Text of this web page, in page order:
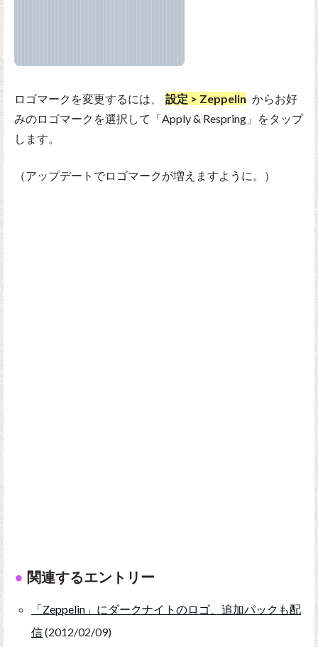
ロゴマークを変更するには、 設定 > Zeppelin からお好
みのロゴマークを選択して「Apply & Respring」をタップ
します。
（アップデートでロゴマークが増えますように。）
関連するエントリー
「Zeppelin」にダークナイトのロゴ、追加パックも配
信(2012/02/09)